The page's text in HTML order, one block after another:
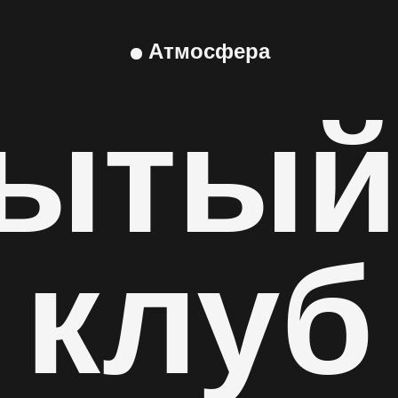
Атмосфера
клуб